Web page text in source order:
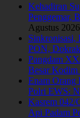
Kehadiran
Penggemar,
Agustus 2026
Sinkronisasi,
PON,
Pangdam
Besar Kodim
Enam Orang
Polri EWS:
Kasrem 042/
Api Padam